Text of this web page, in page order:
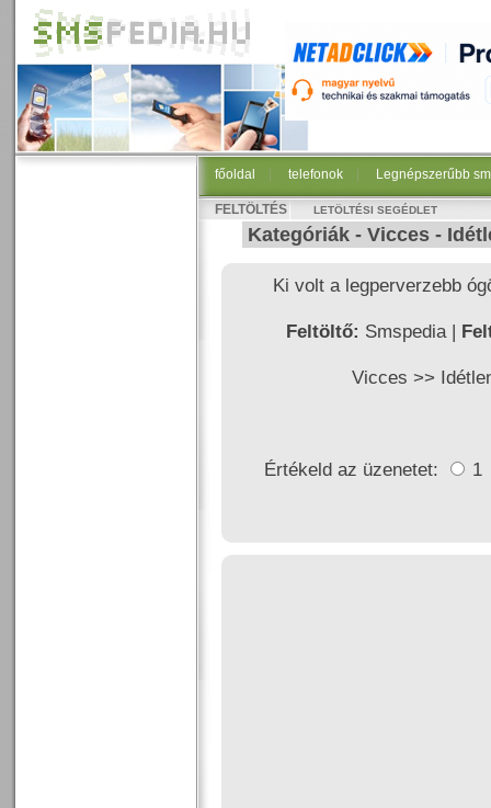
főoldal telefonok Legnépszerűbb
FELTÖLTÉS LETÖLTÉSI SEGÉDLET
Kategóriák - Vicces -
Ki volt a legperverzebb
Feltöltő: Smspedia |
Vicces >>
Értékeld az üzenetet: 1